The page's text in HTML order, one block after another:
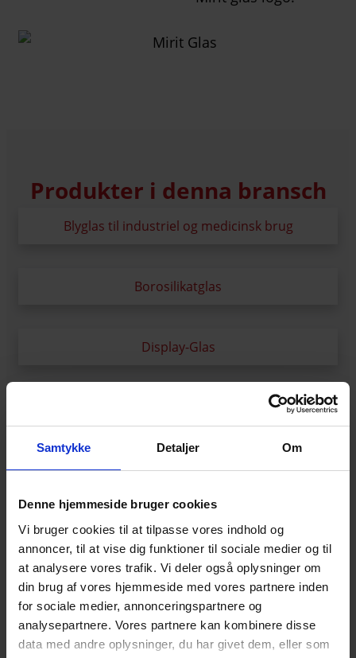
Samtykke Detaljer Om
Denne hjemmeside bruger cookies
Vi bruger cookies til at tilpasse vores indhold og
annoncer, til at vise dig funktioner til sociale medier og til
at analysere vores trafik. Vi deler også oplysninger om
din brug af vores hjemmeside med vores partnere inden
for sociale medier, annonceringspartnere og
analysepartnere. Vores partnere kan kombinere disse
data med andre oplysninger, du har givet dem, eller som
Produkter i denna bransch
Blyglas til industriel og medicinsk brug
Borosilikatglas
Display-Glas
Floatglas
Germanium-glas
Glasrör
Glasstavar